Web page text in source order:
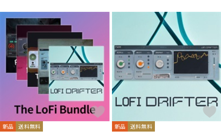
新品 送料無料 新品 送料無料